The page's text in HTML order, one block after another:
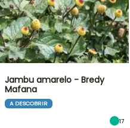
Jambu amarelo - Bredy
Mafana
A DESCOBRIR
17